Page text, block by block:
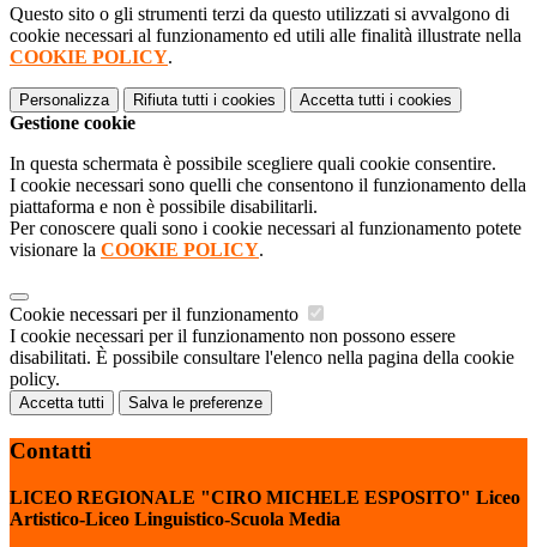
Questo sito o gli strumenti terzi da questo utilizzati si avvalgono di
cookie necessari al funzionamento ed utili alle finalità illustrate nella
COOKIE POLICY.
Personalizza Rifiuta tutti i cookies Accetta tutti i cookies
Gestione cookie
In questa schermata è possibile scegliere quali cookie consentire.
I cookie necessari sono quelli che consentono il funzionamento della
piattaforma e non è possibile disabilitarli.
Per conoscere quali sono i cookie necessari al funzionamento potete
visionare la COOKIE POLICY.
Cookie necessari per il funzionamento
I cookie necessari per il funzionamento non possono essere
disabilitati. È possibile consultare l'elenco nella pagina della cookie
policy.
Accetta tutti Salva le preferenze
Contatti
LICEO REGIONALE "CIRO MICHELE ESPOSITO" Liceo
Artistico-Liceo Linguistico-Scuola Media